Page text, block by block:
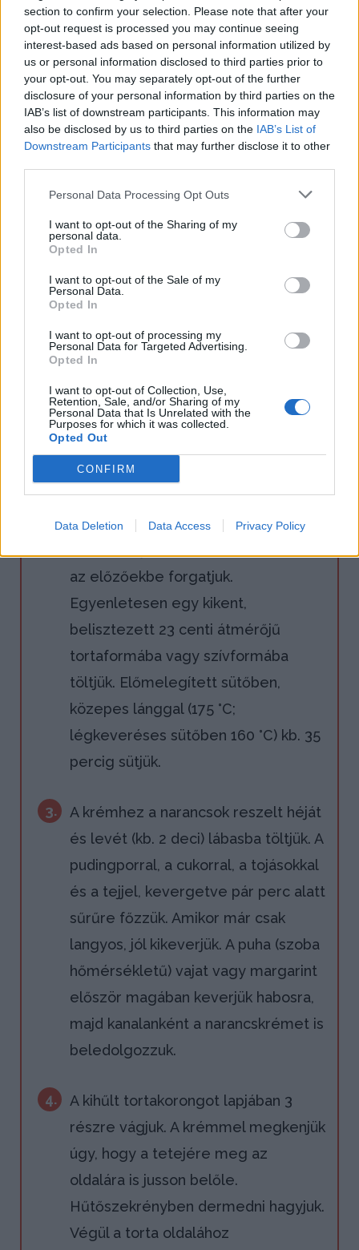
section to confirm your selection. Please note that after your
opt-out request is processed you may continue seeing
interest-based ads based on personal information utilized by
us or personal information disclosed to third parties prior to
your opt-out. You may separately opt-out of the further
disclosure of your personal information by third parties on the
IAB’s list of downstream participants. This information may
also be disclosed by us to third parties on the IAB’s List of
Downstream Participants that may further disclose it to other
Personal Data Processing Opt Outs
I want to opt-out of the Sharing of my
personal data.
Opted In
I want to opt-out of the Sale of my
Personal Data.
Opted In
I want to opt-out of processing my
Personal Data for Targeted Advertising.
Opted In
I want to opt-out of Collection, Use,
Retention, Sale, and/or Sharing of my
Personal Data that Is Unrelated with the
Purposes for which it was collected.
Opted Out
CONFIRM
Data Deletion Data Access Privacy Policy
1.
A tésztához a tojások sárgáját a
fehéredésig keverjük. A narancs
reszelt héját és kifacsart levét (kb. 1
deci) meg a vizet hozzáadjuk. A
sütőporral összeforgatott lisztet
belekeverjük.
2.
A tojásfehérjét kemény habbá
verjük, a vége felé a maradék cukrot
az előzőekbe forgatjuk.
Egyenletesen egy kikent,
belisztezett 23 centi átmérőjű
tortaformába vagy szívformába
töltjük. Előmelegített sütőben,
közepes lánggal (175 °C;
légkeveréses sütőben 160 °C) kb. 35
percig sütjük.
3.
A krémhez a narancsok reszelt héját
és levét (kb. 2 deci) lábasba töltjük. A
pudingporral, a cukorral, a tojásokkal
és a tejjel, kevergetve pár perc alatt
sűrűre főzzük. Amikor már csak
langyos, jól kikeverjük. A puha (szoba
hőmérsékletű) vajat vagy margarint
először magában keverjük habosra,
majd kanalanként a narancskrémet is
beledolgozzuk.
4.
A kihűlt tortakorongot lapjában 3
részre vágjuk. A krémmel megkenjük
úgy, hogy a tetejére meg az
oldalára is jusson belőle.
Hűtőszekrényben dermedni hagyjuk.
Végül a torta oldalához